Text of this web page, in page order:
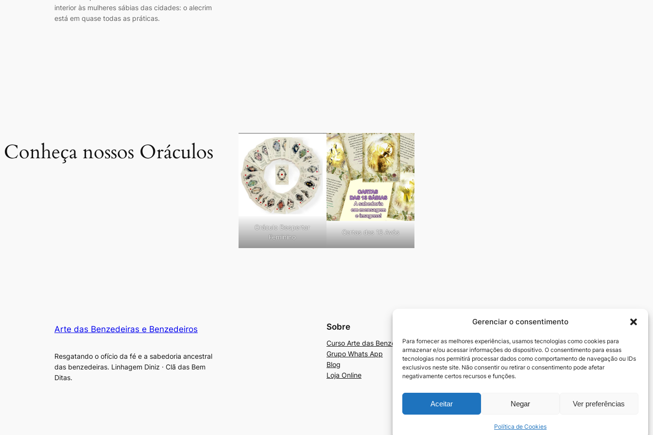
Gerenciar o consentimento
Para fornecer as melhores experiências, usamos tecnologias como cookies para
armazenar e/ou acessar informações do dispositivo. O consentimento para essas
tecnologias nos permitirá processar dados como comportamento de navegação ou IDs
exclusivos neste site. Não consentir ou retirar o consentimento pode afetar
negativamente certos recursos e funções.
Aceitar Negar Ver preferências
Política de Cookies
interior às mulheres sábias das cidades: o alecrim
está em quase todas as práticas.
Conheça nossos Oráculos
Oráculo Despertar
Feminino
Cartas das 13 Avós
Arte das Benzedeiras e Benzedeiros
Resgatando o ofício da fé e a sabedoria ancestral
das benzedeiras. Linhagem Diniz · Clã das Bem
Ditas.
Sobre
Curso Arte das Benzedeiras e Benzedeiros
Grupo Whats App
Blog
Loja Online
Redes sociais
Facebook
Instagram